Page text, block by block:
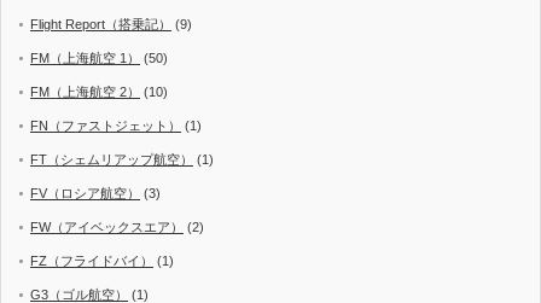
Flight Report（搭乗記） (9)
FM（上海航空 1） (50)
FM（上海航空 2） (10)
FN（ファストジェット） (1)
FT（シェムリアップ航空） (1)
FV（ロシア航空） (3)
FW（アイベックスエア） (2)
FZ（フライドバイ） (1)
G3（ゴル航空） (1)